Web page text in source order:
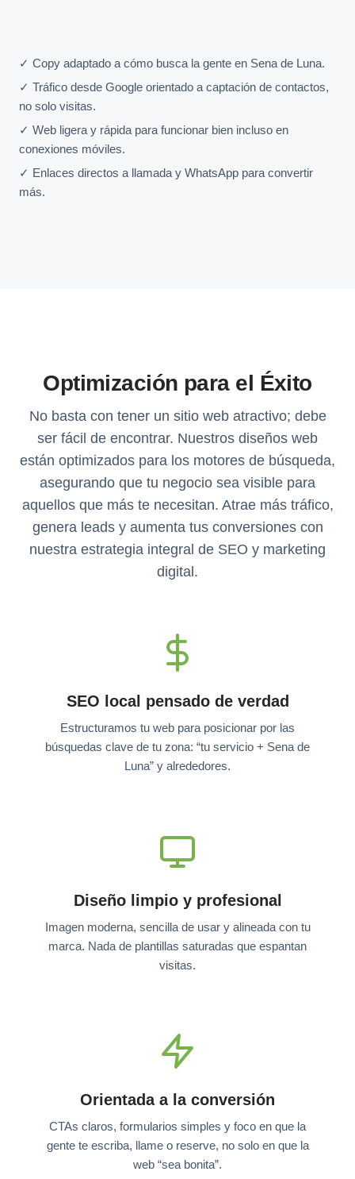
✓ Copy adaptado a cómo busca la gente en Sena de Luna.
✓ Tráfico desde Google orientado a captación de contactos,
no solo visitas.
✓ Web ligera y rápida para funcionar bien incluso en
conexiones móviles.
✓ Enlaces directos a llamada y WhatsApp para convertir
más.
Optimización para el Éxito
No basta con tener un sitio web atractivo; debe
ser fácil de encontrar. Nuestros diseños web
están optimizados para los motores de búsqueda,
asegurando que tu negocio sea visible para
aquellos que más te necesitan. Atrae más tráfico,
genera leads y aumenta tus conversiones con
nuestra estrategia integral de SEO y marketing
digital.
SEO local pensado de verdad
Estructuramos tu web para posicionar por las
búsquedas clave de tu zona: “tu servicio + Sena de
Luna” y alrededores.
Diseño limpio y profesional
Imagen moderna, sencilla de usar y alineada con tu
marca. Nada de plantillas saturadas que espantan
visitas.
Orientada a la conversión
CTAs claros, formularios simples y foco en que la
gente te escriba, llame o reserve, no solo en que la
web “sea bonita”.